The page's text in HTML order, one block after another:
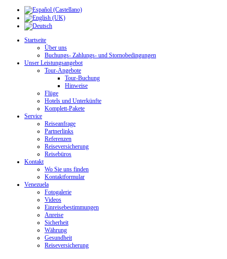
Startseite
Über uns
Buchungs- Zahlungs- und Stornobedingungen
Unser Leistungsangebot
Tour-Angebote
Tour-Buchung
Hinweise
Flüge
Hotels und Unterkünfte
Komplett-Pakete
Service
Reiseanfrage
Partnerlinks
Referenzen
Reiseversicherung
Reisebüros
Kontakt
Wo Sie uns finden
Kontaktformular
Venezuela
Fotogalerie
Videos
Einreisebestimmungen
Anreise
Sicherheit
Währung
Gesundheit
Reiseversicherung